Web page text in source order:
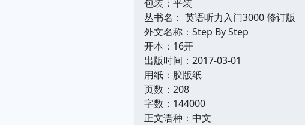
包装：平装
丛书名： 英语听力入门3000 修订版
外文名称：Step By Step
开本：16开
出版时间：2017-03-01
用纸：胶版纸
页数：208
字数：144000
正文语种：中文